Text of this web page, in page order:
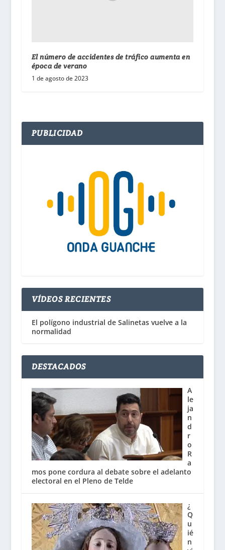
El número de accidentes de tráfico aumenta en
época de verano
1 de agosto de 2023
PUBLICIDAD
VÍDEOS RECIENTES
El polígono industrial de Salinetas vuelve a la
normalidad
DESTACADOS
A
le
ja
n
d
r
o
R
a
mos pone cordura al debate sobre el adelanto
electoral en el Pleno de Telde
¿
Q
u
ié
n